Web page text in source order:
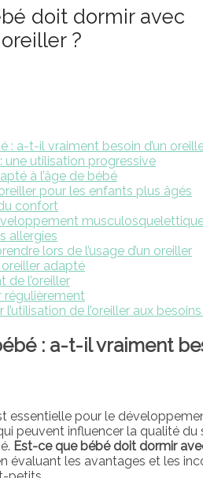
doit dormir avec
?
: a-t-il vraiment besoin d’un
une utilisation progressive
à l’âge de bébé
pour les enfants plus âgés
confort
allergies
lors de l’usage d’un oreiller
adapté
de l’oreiller
régulièrement
l’utilisation de l’oreiller aux
: a-t-il vraiment
essentielle pour le
peuvent influencer la qualité du
Est-ce que bébé doit dormir
évaluant les avantages et les